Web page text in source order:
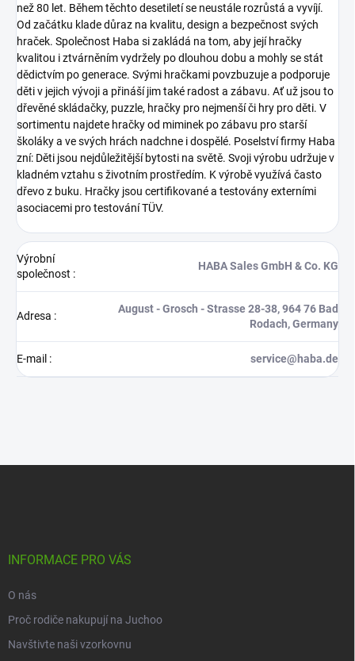
než 80 let. Během těchto desetiletí se neustále rozrůstá a vyvíjí.
Od začátku klade důraz na kvalitu, design a bezpečnost svých
hraček. Společnost Haba si zakládá na tom, aby její hračky
kvalitou i ztvárněním vydržely po dlouhou dobu a mohly se stát
dědictvím po generace. Svými hračkami povzbuzuje a podporuje
děti v jejich vývoji a přináší jim také radost a zábavu. Ať už jsou to
dřevěné skládačky, puzzle, hračky pro nejmenší či hry pro děti. V
sortimentu najdete hračky od miminek po zábavu pro starší
školáky a ve svých hrách nadchne i dospělé. Poselství firmy Haba
zní: Děti jsou nejdůležitější bytosti na světě. Svoji výrobu udržuje v
kladném vztahu s životním prostředím. K výrobě využívá často
dřevo z buku. Hračky jsou certifikované a testovány externími
asociacemi pro testování TÜV.
Výrobní
společnost :
HABA Sales GmbH & Co. KG
Adresa :
August - Grosch - Strasse 28-38, 964 76 Bad
Rodach, Germany
E-mail : service@haba.de
INFORMACE PRO VÁS
O nás
Proč rodiče nakupují na Juchoo
Navštivte naši vzorkovnu